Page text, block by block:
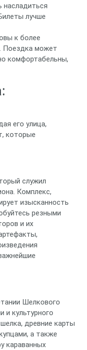
лучше
к более
Поездка может
комфортабельны,
его улица,
которые
служил
Комплекс,
изысканность
резными
и их
Шелкового
и культурного
древние карты
а также
караванных